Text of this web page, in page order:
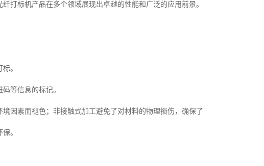
打标机产品在多个领域展现出卓越的性能和广泛的应用前景。
。
等信息的标记。
因素而褪色；非接触式加工避免了对材料的物理损伤，确保了
。